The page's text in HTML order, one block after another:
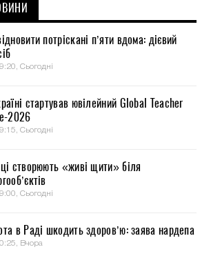
потріскані п’яти вдома: дієвий
Сьогодні
стартував ювілейний Global Teacher
2026
Сьогодні
створюють «живі щити» біля
Сьогодні
в Раді шкодить здоров’ю: заява нардепа
Вчора